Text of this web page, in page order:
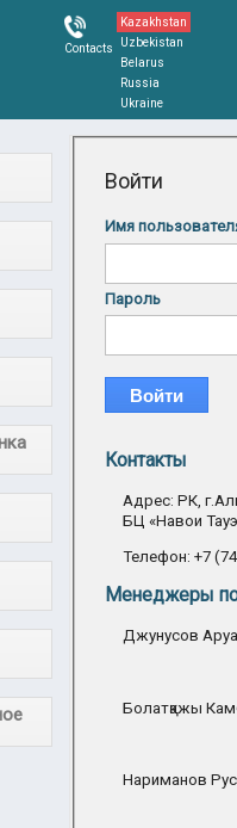
Contacts
Kazakhstan
Uzbekistan
Belarus
Russia
Ukraine
Войти
Имя
Пароль
Контакты
Адрес: РК,
БЦ «Навои
Телефон: +7
Менеджеры по
Джунусов
Болатқажы
Нариманов